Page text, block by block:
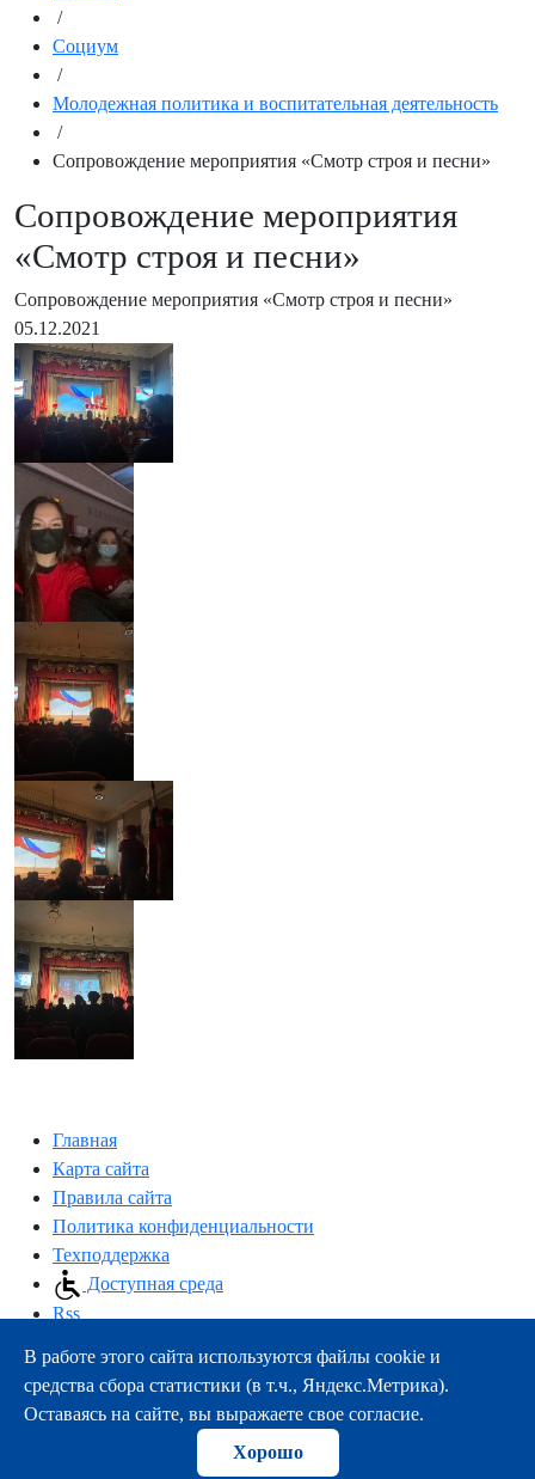
/
Социум
/
Молодежная политика и воспитательная деятельность
/
Сопровождение мероприятия «Смотр строя и песни»
Сопровождение мероприятия
«Смотр строя и песни»
Сопровождение мероприятия «Смотр строя и песни»
05.12.2021
Главная
Карта сайта
Правила сайта
Политика конфиденциальности
Техподдержка
Доступная среда
Rss
163000, г.Архангельск, пр-т Троицкий, 51
тел.:+7 (8182) 21-11-63
e-mail:info@nsmu.ru
© ФГБОУ ВО СГМУ (г. Архангельск) Минздрава России
В работе этого сайта используются файлы cookie и
средства сбора статистики (в т.ч., Яндекс.Метрика).
Оставаясь на сайте, вы выражаете свое согласие.
Хорошо